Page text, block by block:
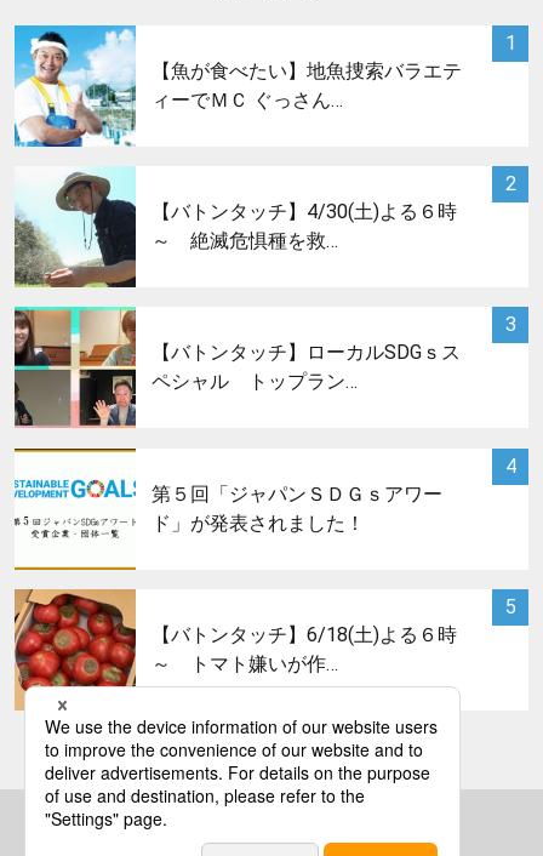
1
サムネイル
【魚が食べたい】地魚捜索バラエテ
ィーでＭＣ ぐっさん…
2
【バトンタッチ】4/30(土)よる６時
～ 絶滅危惧種を救…
3
サムネイル
【バトンタッチ】ローカルSDGｓス
ペシャル トップラン…
4
サムネイル
第５回「ジャパンＳＤＧｓアワー
ド」が発表されました！
5
【バトンタッチ】6/18(土)よる６時
～ トマト嫌いが作…